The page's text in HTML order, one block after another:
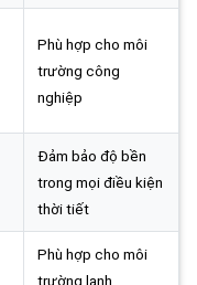
Phù hợp cho môi
trường công
nghiệp
Đảm bảo độ bền
trong mọi điều kiện
thời tiết
Phù hợp cho môi
trường lạnh